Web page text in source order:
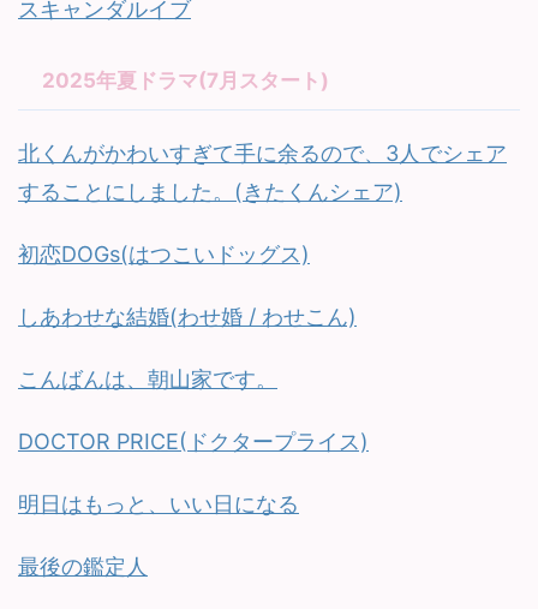
スキャンダルイブ
2025年夏ドラマ(7月スタート)
北くんがかわいすぎて手に余るので、3人でシェア
することにしました。(きたくんシェア)
初恋DOGs(はつこいドッグス)
しあわせな結婚(わせ婚 / わせこん)
こんばんは、朝山家です。
DOCTOR PRICE(ドクタープライス)
明日はもっと、いい日になる
最後の鑑定人